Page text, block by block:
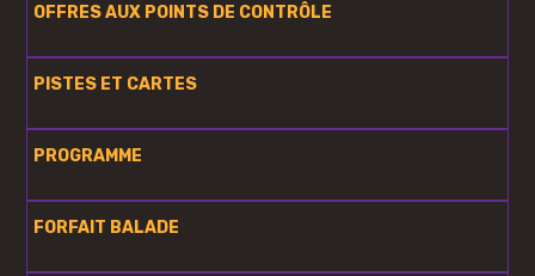
OFFRES AUX POINTS DE CONTRÔLE
PISTES ET CARTES
PROGRAMME
FORFAIT BALADE